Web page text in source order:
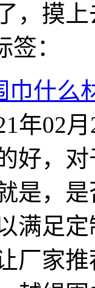
，摸
签：
什么
年02
好，
是，
满足
厂家